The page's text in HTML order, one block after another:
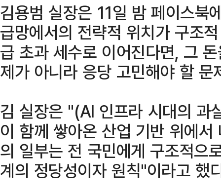
김용범 실장은 11일 밤 페이스북
급망에서의 전략적 위치가 구조
급 초과 세수로 이어진다면, 그
제가 아니라 응당 고민해야 할
김 실장은 "(AI 인프라 시대의 과
이 함께 쌓아온 산업 기반 위에
의 일부는 전 국민에게 구조적으
계의 정당성이자 원칙"이라고 했